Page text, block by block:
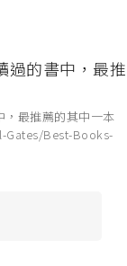
，最推薦的其中一本
Gates/Best-Books-